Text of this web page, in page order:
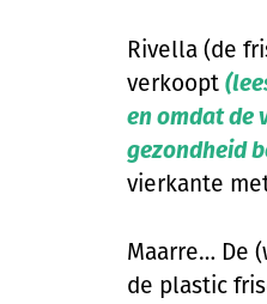
Rivella (de
verkoopt
en omdat de
gezondheid
vierkante
Maarre… De
de plastic